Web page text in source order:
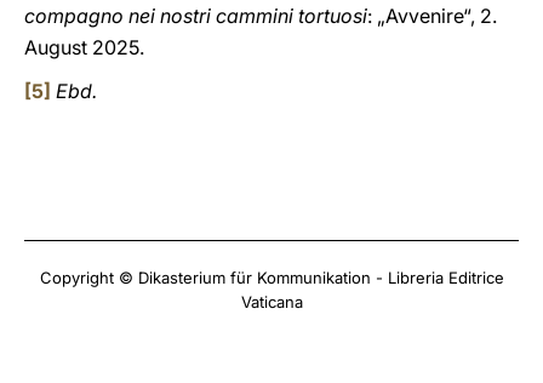
compagno nei nostri cammini tortuosi: „Avvenire“, 2.
August 2025.
[5] Ebd.
Copyright © Dikasterium für Kommunikation - Libreria Editrice
Vaticana